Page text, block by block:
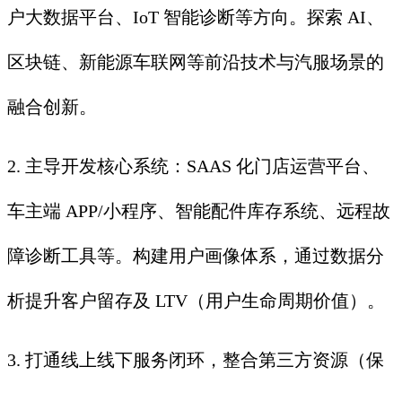
户大数据平台、IoT 智能诊断等方向。探索 AI、
区块链、新能源车联网等前沿技术与汽服场景的
融合创新。
2. 主导开发核心系统：SAAS 化门店运营平台、
车主端 APP/小程序、智能配件库存系统、远程故
障诊断工具等。构建用户画像体系，通过数据分
析提升客户留存及 LTV（用户生命周期价值）。
3. 打通线上线下服务闭环，整合第三方资源（保